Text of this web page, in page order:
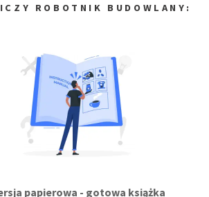
ROBOTNIK BUDOWLANY:
papierowa - gotowa książka